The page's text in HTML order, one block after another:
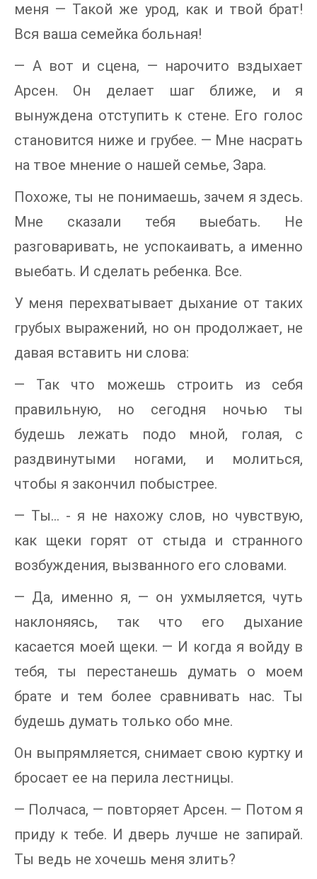
меня — Такой же урод, как и твой брат!
Вся ваша семейка больная!
— А вот и сцена, — нарочито вздыхает
Арсен. Он делает шаг ближе, и я
вынуждена отступить к стене. Его голос
становится ниже и грубее. — Мне насрать
на твое мнение о нашей семье, Зара.
Похоже, ты не понимаешь, зачем я здесь.
Мне сказали тебя выебать. Не
разговаривать, не успокаивать, а именно
выебать. И сделать ребенка. Все.
У меня перехватывает дыхание от таких
грубых выражений, но он продолжает, не
давая вставить ни слова:
— Так что можешь строить из себя
правильную, но сегодня ночью ты
будешь лежать подо мной, голая, с
раздвинутыми ногами, и молиться,
чтобы я закончил побыстрее.
— Ты... - я не нахожу слов, но чувствую,
как щеки горят от стыда и странного
возбуждения, вызванного его словами.
— Да, именно я, — он ухмыляется, чуть
наклоняясь, так что его дыхание
касается моей щеки. — И когда я войду в
тебя, ты перестанешь думать о моем
брате и тем более сравнивать нас. Ты
будешь думать только обо мне.
Он выпрямляется, снимает свою куртку и
бросает ее на перила лестницы.
— Полчаса, — повторяет Арсен. — Потом я
приду к тебе. И дверь лучше не запирай.
Ты ведь не хочешь меня злить?